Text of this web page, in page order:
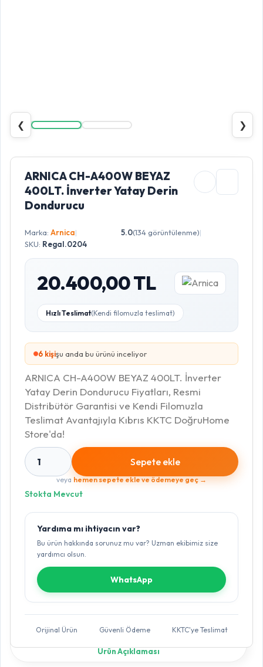
❮ ❯
ARNICA CH-A400W BEYAZ
400LT. İnverter Yatay Derin
Dondurucu
Marka: Arnica| 5.0(134 görüntülenme)|
SKU: Regal.0204
20.400,00 TL
Hızlı Teslimat(Kendi filomuzla teslimat)
5kişişu anda bu ürünü inceliyor
ARNICA CH-A400W BEYAZ 400LT. İnverter
Yatay Derin Dondurucu Fiyatları, Resmi
Distribütör Garantisi ve Kendi Filomuzla
Teslimat Avantajıyla Kıbrıs KKTC DoğruHome
Store'da!
1 Sepete ekle
veya hemen sepete ekle ve ödemeye geç →
Stokta Mevcut
Yardıma mı ihtiyacın var?
Bu ürün hakkında sorunuz mu var? Uzman ekibimiz size
yardımcı olsun.
WhatsApp
Orijinal Ürün Güvenli Ödeme KKTC'ye Teslimat
Ürün Açıklaması